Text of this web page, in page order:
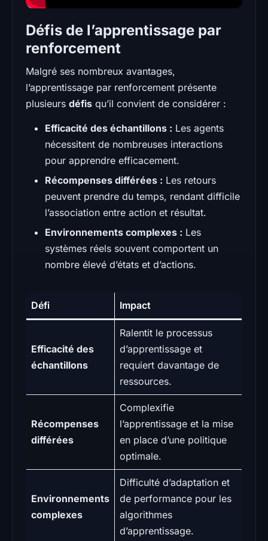
Défis de l’apprentissage par
renforcement
Malgré ses nombreux avantages,
l’apprentissage par renforcement présente
plusieurs défis qu’il convient de considérer :
Efficacité des échantillons : Les agents
nécessitent de nombreuses interactions
pour apprendre efficacement.
Récompenses différées : Les retours
peuvent prendre du temps, rendant difficile
l’association entre action et résultat.
Environnements complexes : Les
systèmes réels souvent comportent un
nombre élevé d’états et d’actions.
Défi Impact
Efficacité des
échantillons
Ralentit le processus
d’apprentissage et
requiert davantage de
ressources.
Récompenses
différées
Complexifie
l’apprentissage et la mise
en place d’une politique
optimale.
Environnements
complexes
Difficulté d’adaptation et
de performance pour les
algorithmes
d’apprentissage.